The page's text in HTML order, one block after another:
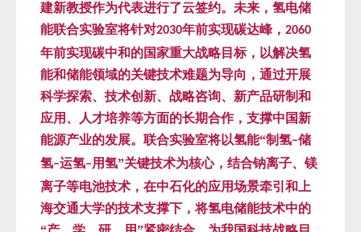
建新教授作为代表进行了云签约。未来，氢电储
能联合实验室将针对2030年前实现碳达峰， 2060
年前实现碳中和的国家重大战略目标，以解决氢
能和储能领域的关键技术难题为导向，通过开展
科学探索、技术创新、战略咨询、新产品研制和
应用、人才培养等方面的长期合作，支撑中国新
能源产业的发展。联合实验室将以氢能“制氢–储
氢–运氢–用氢”关键技术为核心，结合钠离子、镁
离子等电池技术，在中石化的应用场景牵引和上
海交通大学的技术支撑下，将氢电储能技术中的